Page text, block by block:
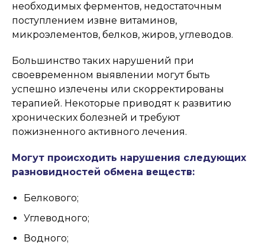
необходимых ферментов, недостаточным
поступлением извне витаминов,
микроэлементов, белков, жиров, углеводов.
Большинство таких нарушений при
своевременном выявлении могут быть
успешно излечены или скорректированы
терапией. Некоторые приводят к развитию
хронических болезней и требуют
пожизненного активного лечения.
Могут происходить нарушения следующих
разновидностей обмена веществ:
Белкового;
Углеводного;
Водного;